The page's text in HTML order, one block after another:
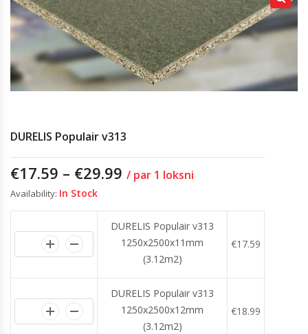
DURELIS Populair v313
€17.59 – €29.99 / par 1 loksni
Availability: In Stock
DURELIS Populair v313
1250x2500x11mm
(3.12m2)
€17.59
DURELIS Populair v313
1250x2500x12mm
(3.12m2)
€18.99